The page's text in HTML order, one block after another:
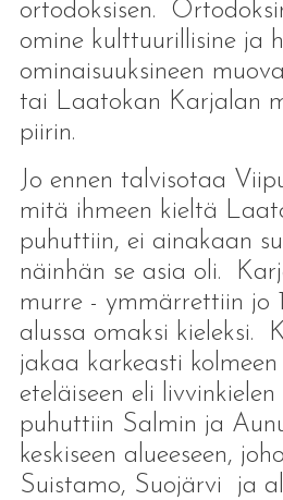
ortodoksisen.
omine kulttuurillisine ja
ominaisuuksineen
tai Laatokan Karjalan
piirin.
Jo ennen talvisotaa
mitä ihmeen kieltä
puhuttiin, ei ainakaan
näinhän se asia oli.
murre - ymmärrettiin jo
alussa omaksi kieleksi.
jakaa karkeasti kolmeen
eteläiseen eli
puhuttiin Salmin ja
keskiseen alueeseen,
Suistamo, Suojärvi ja